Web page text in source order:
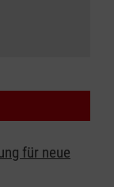
für neue